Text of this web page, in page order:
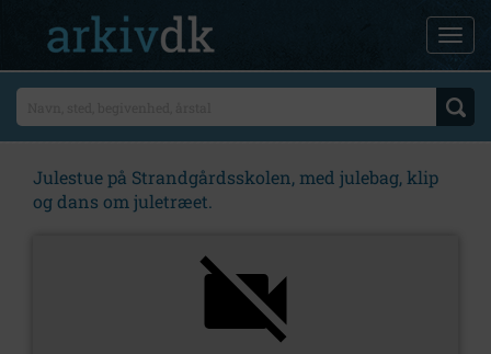
Julestue på Strandgårdsskolen, med julebag, klip
og dans om juletræet.